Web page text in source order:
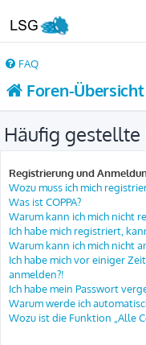
FAQ
Foren-Übersicht
Häufig gestellte
Registrierung und
Wozu muss ich mich
Was ist COPPA?
Warum kann ich mich nicht
Ich habe mich registriert,
Warum kann ich mich nicht
Ich habe mich vor einiger
anmelden?!
Ich habe mein Passwort
Warum werde ich
Wozu ist die Funktion „Alle